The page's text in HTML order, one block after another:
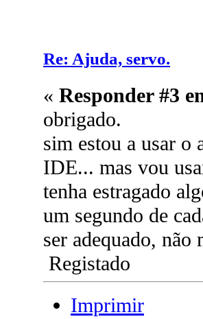
Re: Ajuda, servo.
« Responder #3
obrigado.
sim estou a usar o
IDE... mas vou
tenha estragado
um segundo de
ser adequado,
Registado
Imprimir